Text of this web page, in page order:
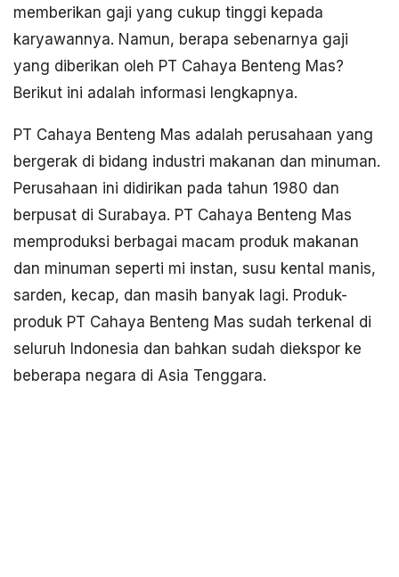
memberikan gaji yang cukup tinggi kepada
karyawannya. Namun, berapa sebenarnya gaji
yang diberikan oleh PT Cahaya Benteng Mas?
Berikut ini adalah informasi lengkapnya.
PT Cahaya Benteng Mas adalah perusahaan yang
bergerak di bidang industri makanan dan minuman.
Perusahaan ini didirikan pada tahun 1980 dan
berpusat di Surabaya. PT Cahaya Benteng Mas
memproduksi berbagai macam produk makanan
dan minuman seperti mi instan, susu kental manis,
sarden, kecap, dan masih banyak lagi. Produk-
produk PT Cahaya Benteng Mas sudah terkenal di
seluruh Indonesia dan bahkan sudah diekspor ke
beberapa negara di Asia Tenggara.